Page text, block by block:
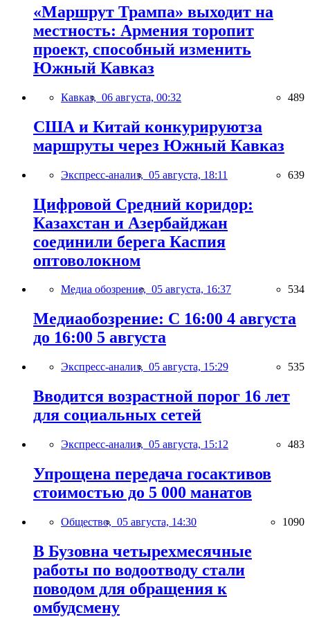
«Маршрут Трампа» выходит на
местность: Армения торопит
проект, способный изменить
Южный Кавказ
Кавказ, 06 августа, 00:32 489
США и Китай конкурируютза
маршруты через Южный Кавказ
Экспресс-анализ, 05 августа, 18:11 639
Цифровой Средний коридор:
Казахстан и Азербайджан
соединили берега Каспия
оптоволокном
Медиа обозрение, 05 августа, 16:37 534
Медиаобозрение: С 16:00 4 августа
до 16:00 5 августа
Экспресс-анализ, 05 августа, 15:29 535
Вводится возрастной порог 16 лет
для социальных сетей
Экспресс-анализ, 05 августа, 15:12 483
Упрощена передача госактивов
стоимостью до 5 000 манатов
Общество, 05 августа, 14:30 1090
В Бузовна четырехмесячные
работы по водоотводу стали
поводом для обращения к
омбудсмену